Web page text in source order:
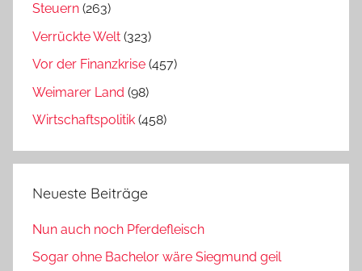
Steuern (263)
Verrückte Welt (323)
Vor der Finanzkrise (457)
Weimarer Land (98)
Wirtschaftspolitik (458)
Neueste Beiträge
Nun auch noch Pferdefleisch
Sogar ohne Bachelor wäre Siegmund geil